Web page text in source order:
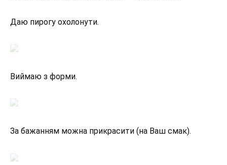
Даю пирогу охолонути.
Виймаю з форми.
За бажанням можна прикрасити (на Ваш смак).